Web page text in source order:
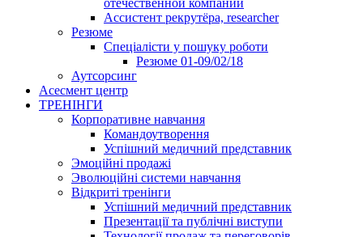
отечественной компании
Ассистент рекрутёра, researcher
Резюме
Cпеціалісти у пошуку роботи
Резюме 01-09/02/18
Аутсорсинг
Асесмент центр
ТРЕНІНГИ
Корпоративне навчання
Командоутворення
Успішний медичний представник
Эмоційні продажі
Эволюційні системи навчання
Відкриті тренінги
Успішний медичний представник
Презентації та публічні виступи